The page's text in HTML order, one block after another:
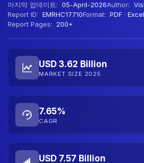
마지막 업데이트: 05-April-2026Author:
Report ID: EMRHC17710Format: PDF ·
Report Pages:
200+
USD 3.62 Billion
MARKET SIZE 2025
7.65%
CAGR
USD 7.57 Billion